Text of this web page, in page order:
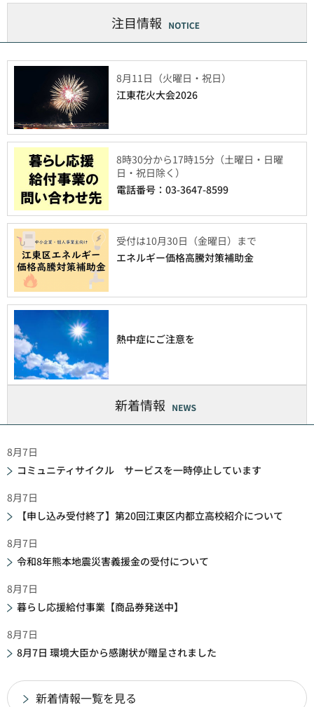
注目情報
8月11日（火曜日・祝日）
江東花火大会2026
8時30分から17時15分（土曜日・日曜
日・祝日除く）
電話番号：03-3647-8599
受付は10月30日（金曜日）まで
エネルギー価格高騰対策補助金
熱中症にご注意を
新着情報
8月7日
コミュニティサイクル サービスを一時停止しています
8月7日
【申し込み受付終了】第20回江東区内都立高校紹介について
8月7日
令和8年熊本地震災害義援金の受付について
8月7日
暮らし応援給付事業【商品券発送中】
8月7日
8月7日 環境大臣から感謝状が贈呈されました
新着情報一覧を見る